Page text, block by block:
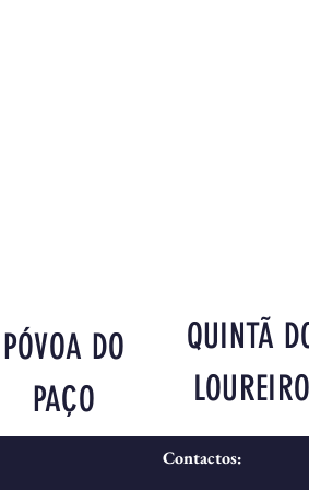
PÓVOA DO
PAÇO
QUINTÃ
LOUREIRO
Contactos: